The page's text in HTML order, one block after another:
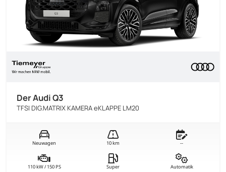
Der Audi Q3
TFSI DIG.MATRIX KAMERA eKLAPPE LM20
Neuwagen 10 km --
110 kW / 150 PS Super Automatik